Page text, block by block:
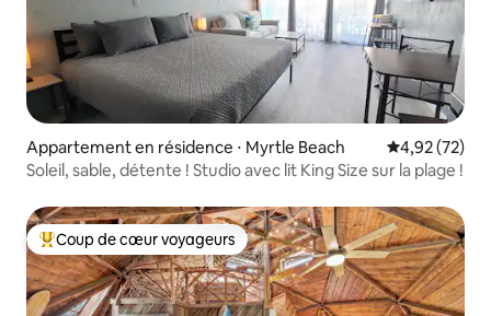
Appartement en résidence ⋅ Myrtle Beach Évaluation
4,92 (72)
Soleil, sable, détente ! Studio avec lit King Size sur la plage !
Coups de cœur voyageurs les plus appréciés
Coup de cœur voyageurs